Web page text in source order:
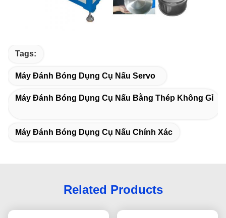
Tags:
Máy Đánh Bóng Dụng Cụ Nấu Servo
Máy Đánh Bóng Dụng Cụ Nấu Bằng Thép Không Gỉ
Máy Đánh Bóng Dụng Cụ Nấu Chính Xác
Related Products